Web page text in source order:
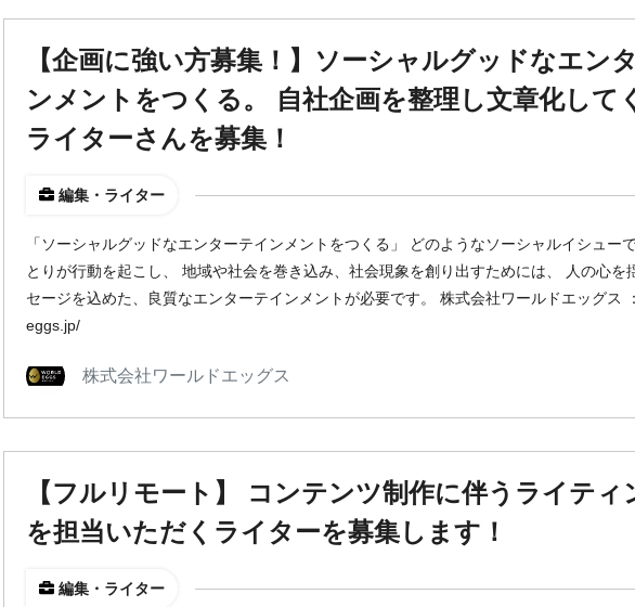
【企画に強い方募集！】ソーシャルグッドなエン
ンメントをつくる。 自社企画を整理し文章化して
ライターさんを募集！
編集・ライター
「ソーシャルグッドなエンターテインメントをつくる」 どのようなソーシャルイシュー
とりが行動を起こし、 地域や社会を巻き込み、社会現象を創り出すためには、 人の心を
セージを込めた、良質なエンターテインメントが必要です。 株式会社ワールドエッグス
eggs.jp/
株式会社ワールドエッグス
【フルリモート】 コンテンツ制作に伴うライティ
を担当いただくライターを募集します！
編集・ライター